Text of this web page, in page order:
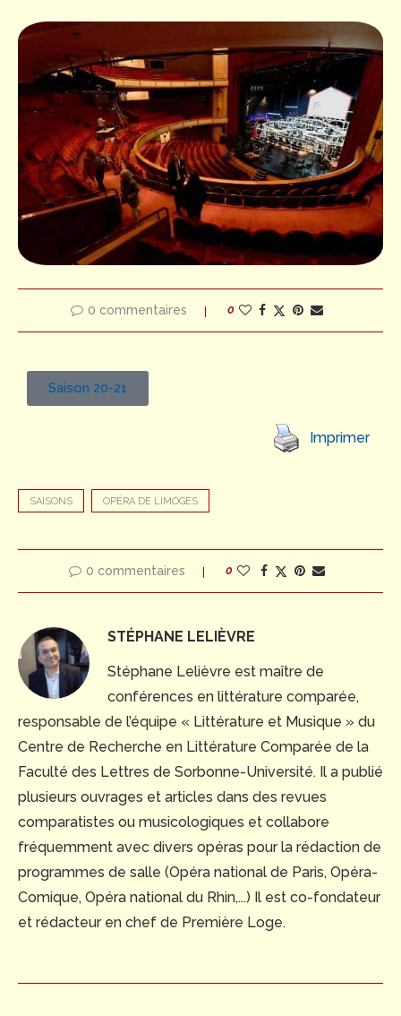
0 commentaires 0
Saison 20-21
Imprimer
SAISONS OPÉRA DE LIMOGES
0 commentaires 0
STÉPHANE LELIÈVRE
Stéphane Lelièvre est maître de
conférences en littérature comparée,
responsable de l’équipe « Littérature et Musique » du
Centre de Recherche en Littérature Comparée de la
Faculté des Lettres de Sorbonne-Université. Il a publié
plusieurs ouvrages et articles dans des revues
comparatistes ou musicologiques et collabore
fréquemment avec divers opéras pour la rédaction de
programmes de salle (Opéra national de Paris, Opéra-
Comique, Opéra national du Rhin,...) Il est co-fondateur
et rédacteur en chef de Première Loge.